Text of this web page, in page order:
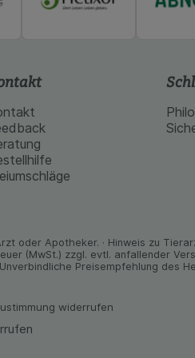
oder Apo­theker. · Hinweis zu
(MwSt.) zzgl. evtl. anfallender
Preisempfehlung des
widerrufen